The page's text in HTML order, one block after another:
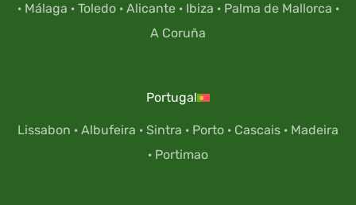
· Málaga · Toledo· Alicante· Ibiza · Palma de Mallorca ·
A Coruña
Portugal
Lissabon · Albufeira · Sintra · Porto · Cascais · Madeira
· Portimao